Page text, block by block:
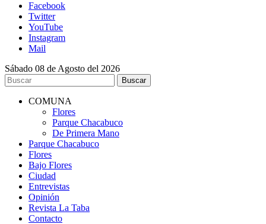
Facebook
Twitter
YouTube
Instagram
Mail
Sábado 08 de Agosto del 2026
COMUNA
Flores
Parque Chacabuco
De Primera Mano
Parque Chacabuco
Flores
Bajo Flores
Ciudad
Entrevistas
Opinión
Revista La Taba
Contacto